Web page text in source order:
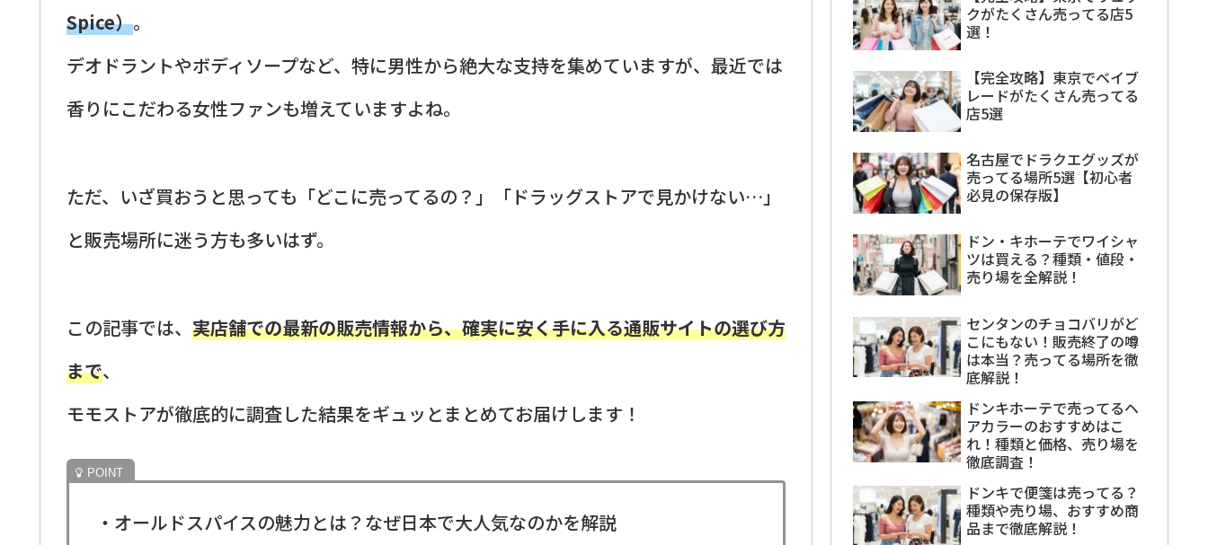
Spice）。
デオドラントやボディソープなど、特に男性から絶大な支持を集めていますが、最近では
香りにこだわる女性ファンも増えていますよね。
ただ、いざ買おうと思っても「どこに売ってるの？」「ドラッグストアで見かけない…」
と販売場所に迷う方も多いはず。
この記事では、 実店舗での最新の販売情報から、確実に安く手に入る通販サイトの選び方
まで、
モモストアが徹底的に調査した結果をギュッとまとめてお届けします！
・オールドスパイスの魅力とは？なぜ日本で大人気なのかを解説
クがたくさん売ってる店5
選！
【完全攻略】東京でベイブ
レードがたくさん売ってる
店5選
名古屋でドラクエグッズが
売ってる場所5選【初心者
必見の保存版】
ドン・キホーテでワイシャ
ツは買える？種類・値段・
売り場を全解説！
センタンのチョコバリがど
こにもない！販売終了の噂
は本当？売ってる場所を徹
底解説！
ドンキホーテで売ってるヘ
アカラーのおすすめはこ
れ！種類と価格、売り場を
徹底調査！
ドンキで便箋は売ってる？
種類や売り場、おすすめ商
品まで徹底解説！